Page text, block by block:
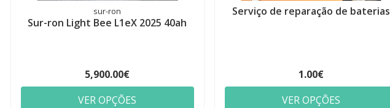
sur-ron
Sur-ron Light Bee L1eX 2025 40ah
5,900.00€
VER OPÇÕES
Serviço de reparação de baterias
1.00€
VER OPÇÕES